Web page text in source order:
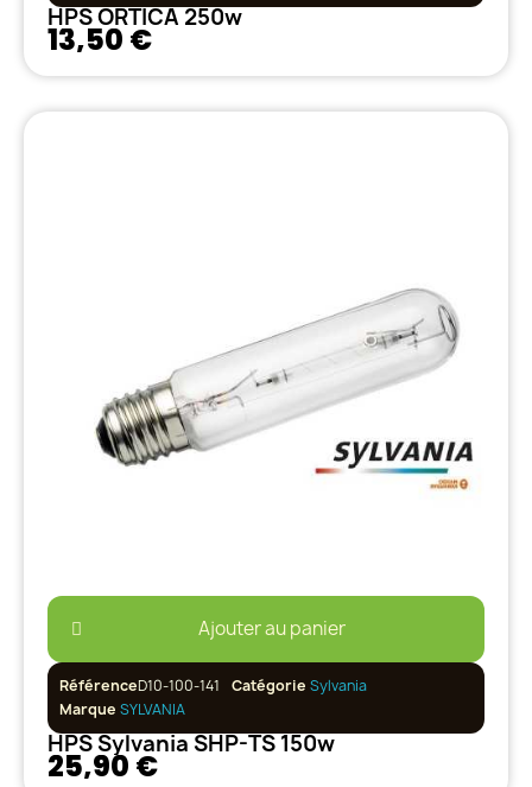
HPS ORTICA 250w
13,50 €
Ajouter au panier
RéférenceD10-100-141 Catégorie Sylvania
Marque SYLVANIA
HPS Sylvania SHP-TS 150w
25,90 €